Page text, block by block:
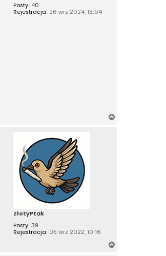
Posty: 40
Rejestracja: 26 wrz 2024, 13:04
ZłotyPtak
Posty: 39
Rejestracja: 05 wrz 2022, 10:16